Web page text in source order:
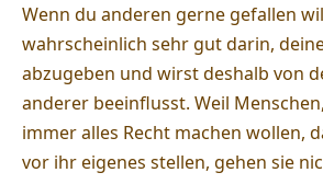
Wenn du anderen gerne gefallen
wahrscheinlich sehr gut darin,
abzugeben und wirst deshalb von
anderer beeinflusst. Weil
immer alles Recht machen wollen,
vor ihr eigenes stellen, gehen sie